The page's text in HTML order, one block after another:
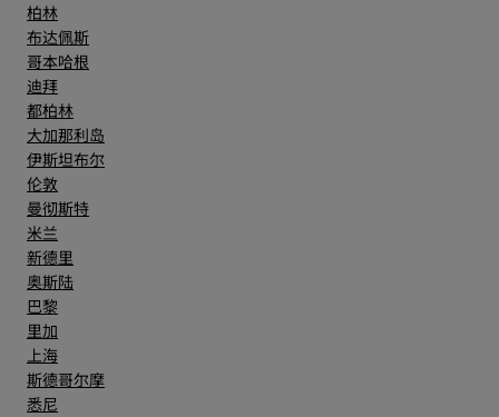
柏林
布达佩斯
哥本哈根
迪拜
都柏林
大加那利岛
伊斯坦布尔
伦敦
曼彻斯特
米兰
新德里
奥斯陆
巴黎
里加
上海
斯德哥尔摩
悉尼